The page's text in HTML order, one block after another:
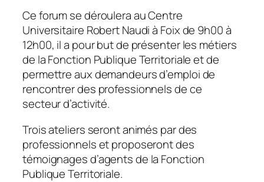
Ce forum se déroulera au Centre
Universitaire Robert Naudi à Foix de 9h00 à
12h00, il a pour but de présenter les métiers
de la Fonction Publique Territoriale et de
permettre aux demandeurs d’emploi de
rencontrer des professionnels de ce
secteur d’activité.
Trois ateliers seront animés par des
professionnels et proposeront des
témoignages d’agents de la Fonction
Publique Territoriale.